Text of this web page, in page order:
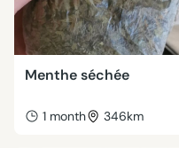
Menthe séchée
1 month 346km